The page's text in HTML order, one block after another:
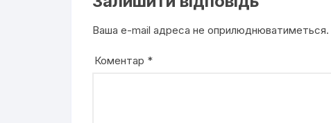
Ваша e-mail адреса не оприлюднюватиметься.
Коментар *